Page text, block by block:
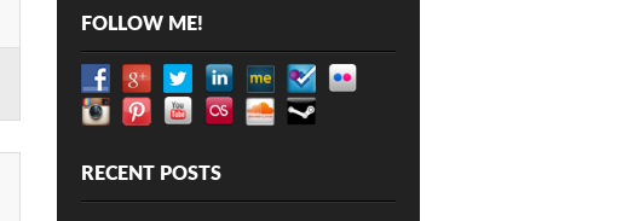
FOLLOW ME!
RECENT POSTS